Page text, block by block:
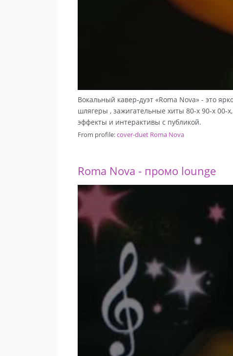
Вокальный кавер-дуэт «Roma Nova» - это
шлягеры , зажигательные хиты 80-х 90-х
эффекты и интерактивы с публикой.
From profile:cover-duet Roma Nova
Roma Nova - промо lounge